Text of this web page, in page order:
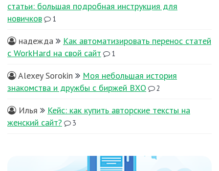
статьи: большая подробная инструкция для
новичков
1
надежда
Как автоматизировать перенос статей
с WorkHard на свой сайт
1
Alexey Sorokin
Моя небольшая история
знакомства и дружбы с биржей ВХО
2
Илья
Кейс: как купить авторские тексты на
женский сайт?
3